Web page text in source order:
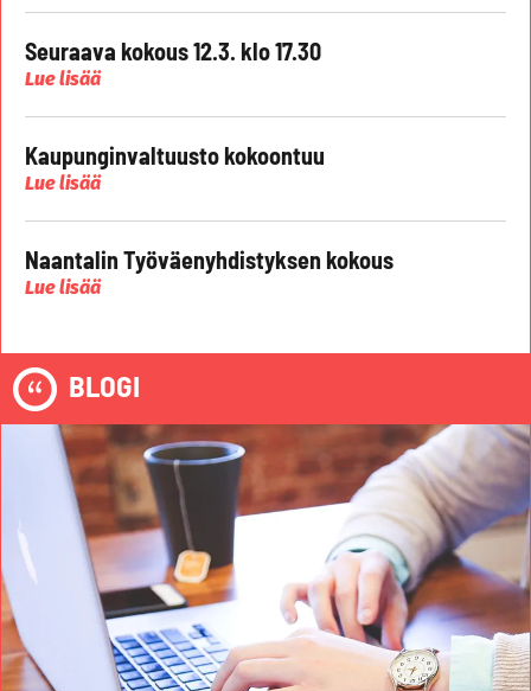
Seuraava kokous 12.3. klo 17.30
Lue lisää
Kaupunginvaltuusto kokoontuu
Lue lisää
Naantalin Työväenyhdistyksen kokous
Lue lisää
BLOGI